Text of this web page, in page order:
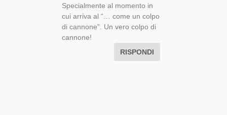
Specialmente al momento in
cui arriva al “… come un colpo
di cannone”. Un vero colpo di
cannone!
RISPONDI